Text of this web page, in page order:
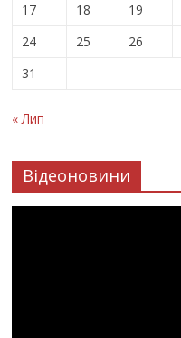
17
18 19
24
25 26
31
« Лип
Відеоновини